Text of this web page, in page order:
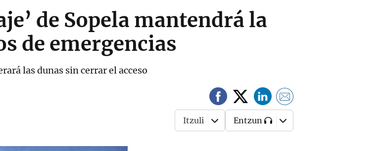
de Sopela mantendrá la
de emergencias
las dunas sin cerrar el acceso
Itzuli Entzun